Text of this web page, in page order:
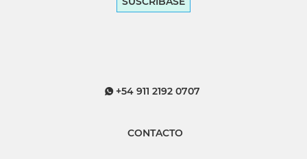
+54 911 2192 0707
CONTACTO